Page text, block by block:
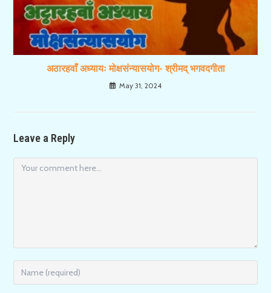
अठारहवाँ अध्यायः मोक्षसंन्यासयोग- श्रीमद् भगवदगीता
May 31, 2024
Leave a Reply
Comment
Enter
your